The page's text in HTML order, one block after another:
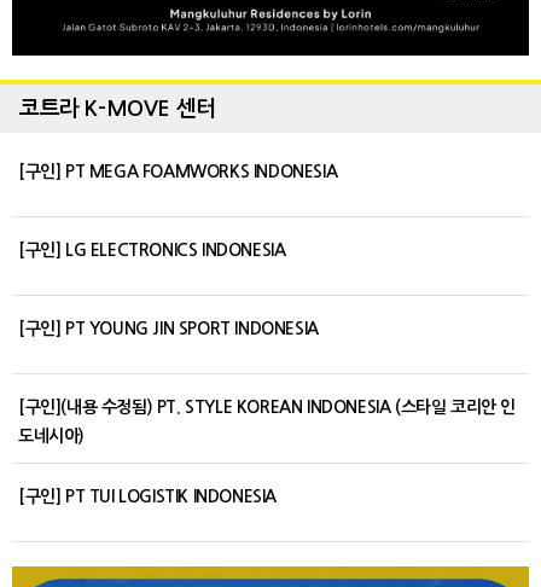
코트라 K-MOVE 센터
[구인] PT MEGA FOAMWORKS INDONESIA
[구인] LG ELECTRONICS INDONESIA
[구인] PT YOUNG JIN SPORT INDONESIA
[구인](내용 수정됨) PT. STYLE KOREAN INDONESIA (스타일 코리안 인
도네시아)
[구인] PT TUI LOGISTIK INDONESIA